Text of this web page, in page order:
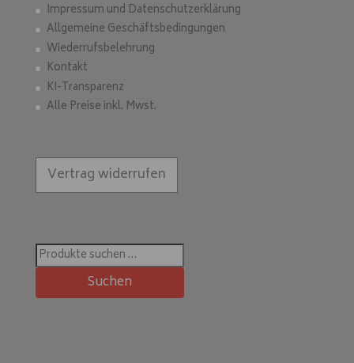
Impressum und Datenschutzerklärung
Allgemeine Geschäftsbedingungen
Wiederrufsbelehrung
Kontakt
KI-Transparenz
Alle Preise inkl. Mwst.
Vertrag widerrufen
Suchen
nach:
Suchen